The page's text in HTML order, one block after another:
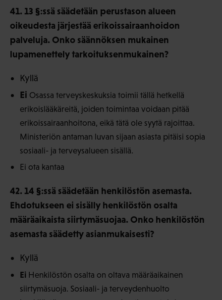
41. 13 §:ssä säädetään perustason alueen
oikeudesta järjestää erikoissairaanhoidon
palveluja. Onko säännöksen mukainen
lupamenettely tarkoituksenmukainen?
Kyllä
Ei Osassa terveyskeskuksia toimii tällä hetkellä
erikoislääkäreitä, joiden toimintaa voidaan pitää
erikoissairaanhoitona, eikä tätä ole syytä rajoittaa.
Ministeriön antaman luvan sijaan asiasta pitäisi sopia
sosiaali- ja terveysalueen sisällä.
Ei ota kantaa
42. 14 §:ssä säädetään henkilöstön asemasta.
Ehdotukseen ei sisälly henkilöstön osalta
määräaikaista siirtymäsuojaa. Onko henkilöstön
asemasta säädetty asianmukaisesti?
Kyllä
Ei Henkilöstön osalta on oltava määräaikainen
siirtymäsuoja. Sosiaali- ja terveydenhuolto